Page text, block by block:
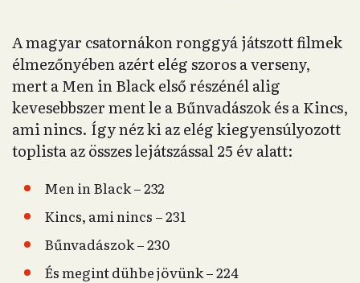
A magyar csatornákon ronggyá játszott filmek
élmezőnyében azért elég szoros a verseny,
mert a Men in Black első részénél alig
kevesebbszer ment le a Bűnvadászok és a Kincs,
ami nincs. Így néz ki az elég kiegyensúlyozott
toplista az összes lejátszással 25 év alatt:
Men in Black – 232
Kincs, ami nincs – 231
Bűnvadászok – 230
És megint dühbe jövünk – 224